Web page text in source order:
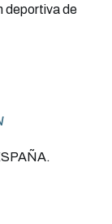
deportiva de